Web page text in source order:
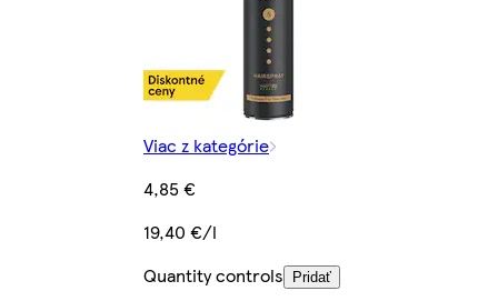
Viac z kategórie
4,85 €
19,40 €/l
Quantity controls
Pridať